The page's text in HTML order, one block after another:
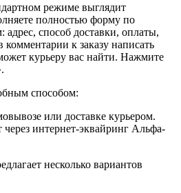
режиме выглядит
полностью форму по
адрес, способ доставки, оплаты,
к заказу написать
курьеру вас найти. Нажмите
способом:
или доставке курьером.
через интернет-эквайринг Альфа-
несколько вариантов